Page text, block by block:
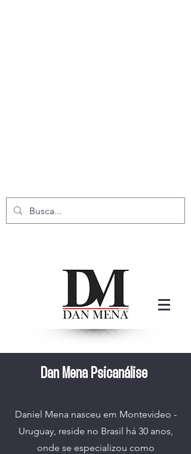
Dan Mena Psicanálise
Daniel Mena nasceu em Montevideo -
Uruguay, reside no Brasil há 30 anos,
onde se especializou como